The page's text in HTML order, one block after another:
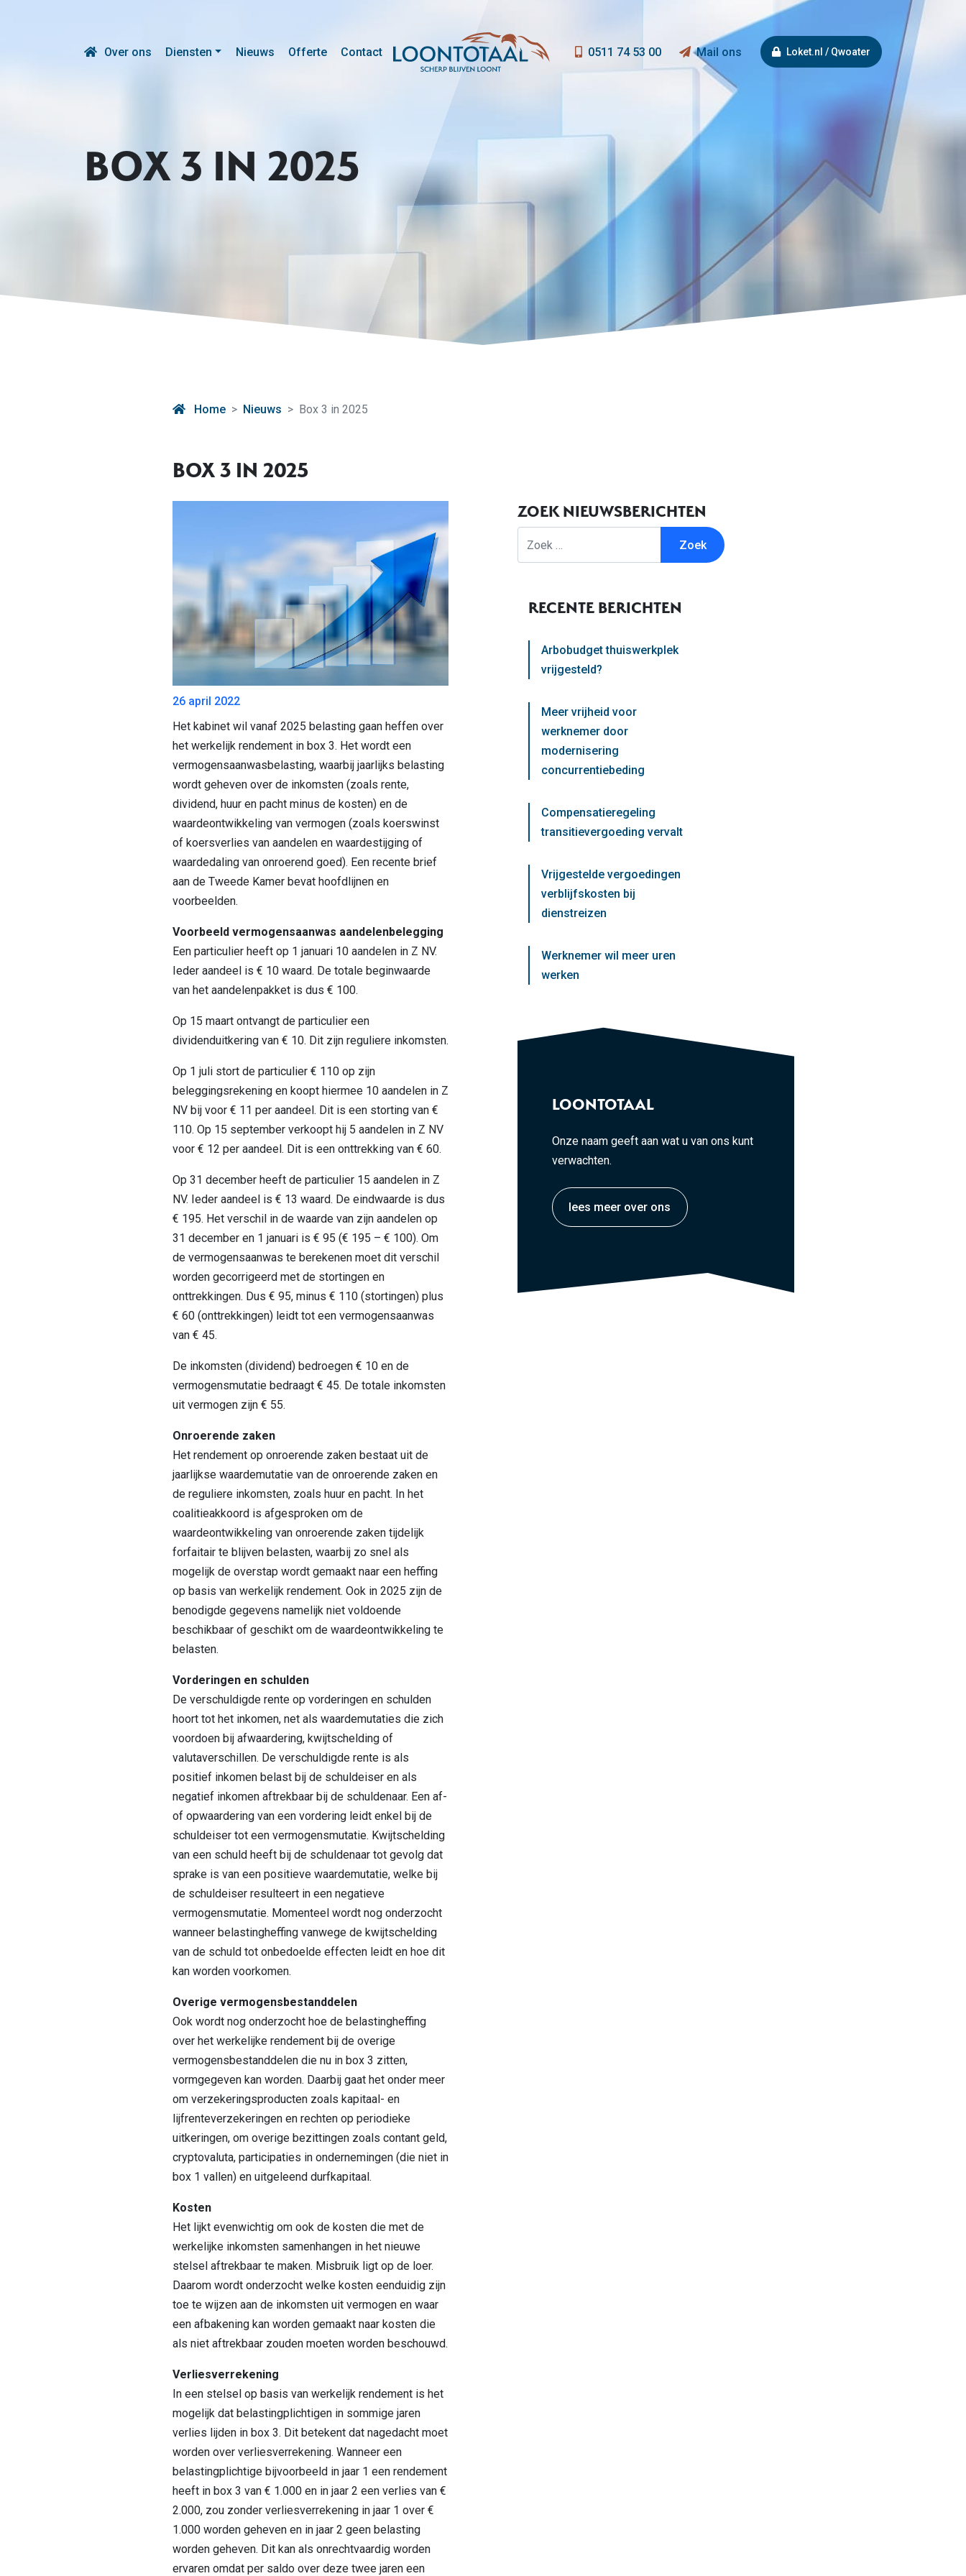
Over ons Diensten Nieuws Offerte Contact 0511 74 53 00 Mail ons Loket.nl / Qwoater
BOX 3 IN 2025
Home Nieuws Box 3 in 2025
BOX 3 IN 2025
26 april 2022
Het kabinet wil vanaf 2025 belasting gaan heffen over
het werkelijk rendement in box 3. Het wordt een
vermogensaanwasbelasting, waarbij jaarlijks belasting
wordt geheven over de inkomsten (zoals rente,
dividend, huur en pacht minus de kosten) en de
waardeontwikkeling van vermogen (zoals koerswinst
of koersverlies van aandelen en waardestijging of
waardedaling van onroerend goed). Een recente brief
aan de Tweede Kamer bevat hoofdlijnen en
voorbeelden.
Voorbeeld vermogensaanwas aandelenbelegging
Een particulier heeft op 1 januari 10 aandelen in Z NV.
Ieder aandeel is € 10 waard. De totale beginwaarde
van het aandelenpakket is dus € 100.
Op 15 maart ontvangt de particulier een
dividenduitkering van € 10. Dit zijn reguliere inkomsten.
Op 1 juli stort de particulier € 110 op zijn
beleggingsrekening en koopt hiermee 10 aandelen in Z
NV bij voor € 11 per aandeel. Dit is een storting van €
110. Op 15 september verkoopt hij 5 aandelen in Z NV
voor € 12 per aandeel. Dit is een onttrekking van € 60.
Op 31 december heeft de particulier 15 aandelen in Z
NV. Ieder aandeel is € 13 waard. De eindwaarde is dus
€ 195. Het verschil in de waarde van zijn aandelen op
31 december en 1 januari is € 95 (€ 195 – € 100). Om
de vermogensaanwas te berekenen moet dit verschil
worden gecorrigeerd met de stortingen en
onttrekkingen. Dus € 95, minus € 110 (stortingen) plus
€ 60 (onttrekkingen) leidt tot een vermogensaanwas
van € 45.
De inkomsten (dividend) bedroegen € 10 en de
vermogensmutatie bedraagt € 45. De totale inkomsten
uit vermogen zijn € 55.
Onroerende zaken
Het rendement op onroerende zaken bestaat uit de
jaarlijkse waardemutatie van de onroerende zaken en
de reguliere inkomsten, zoals huur en pacht. In het
coalitieakkoord is afgesproken om de
waardeontwikkeling van onroerende zaken tijdelijk
forfaitair te blijven belasten, waarbij zo snel als
mogelijk de overstap wordt gemaakt naar een heffing
op basis van werkelijk rendement. Ook in 2025 zijn de
benodigde gegevens namelijk niet voldoende
beschikbaar of geschikt om de waardeontwikkeling te
belasten.
Vorderingen en schulden
De verschuldigde rente op vorderingen en schulden
hoort tot het inkomen, net als waardemutaties die zich
voordoen bij afwaardering, kwijtschelding of
valutaverschillen. De verschuldigde rente is als
positief inkomen belast bij de schuldeiser en als
negatief inkomen aftrekbaar bij de schuldenaar. Een af-
of opwaardering van een vordering leidt enkel bij de
schuldeiser tot een vermogensmutatie. Kwijtschelding
van een schuld heeft bij de schuldenaar tot gevolg dat
sprake is van een positieve waardemutatie, welke bij
de schuldeiser resulteert in een negatieve
vermogensmutatie. Momenteel wordt nog onderzocht
wanneer belastingheffing vanwege de kwijtschelding
van de schuld tot onbedoelde effecten leidt en hoe dit
kan worden voorkomen.
Overige vermogensbestanddelen
Ook wordt nog onderzocht hoe de belastingheffing
over het werkelijke rendement bij de overige
vermogensbestanddelen die nu in box 3 zitten,
vormgegeven kan worden. Daarbij gaat het onder meer
om verzekeringsproducten zoals kapitaal- en
lijfrenteverzekeringen en rechten op periodieke
uitkeringen, om overige bezittingen zoals contant geld,
cryptovaluta, participaties in ondernemingen (die niet in
box 1 vallen) en uitgeleend durfkapitaal.
Kosten
Het lijkt evenwichtig om ook de kosten die met de
werkelijke inkomsten samenhangen in het nieuwe
stelsel aftrekbaar te maken. Misbruik ligt op de loer.
Daarom wordt onderzocht welke kosten eenduidig zijn
toe te wijzen aan de inkomsten uit vermogen en waar
een afbakening kan worden gemaakt naar kosten die
als niet aftrekbaar zouden moeten worden beschouwd.
Verliesverrekening
In een stelsel op basis van werkelijk rendement is het
mogelijk dat belastingplichtigen in sommige jaren
verlies lijden in box 3. Dit betekent dat nagedacht moet
worden over verliesverrekening. Wanneer een
belastingplichtige bijvoorbeeld in jaar 1 een rendement
heeft in box 3 van € 1.000 en in jaar 2 een verlies van €
2.000, zou zonder verliesverrekening in jaar 1 over €
1.000 worden geheven en in jaar 2 geen belasting
worden geheven. Dit kan als onrechtvaardig worden
ervaren omdat per saldo over deze twee jaren een
ZOEK NIEUWSBERICHTEN
RECENTE BERICHTEN
Arbobudget thuiswerkplek
vrijgesteld?
Meer vrijheid voor
werknemer door
modernisering
concurrentiebeding
Compensatieregeling
transitievergoeding vervalt
Vrijgestelde vergoedingen
verblijfskosten bij
dienstreizen
Werknemer wil meer uren
werken
LOONTOTAAL
Onze naam geeft aan wat u van ons kunt
verwachten.
lees meer over ons